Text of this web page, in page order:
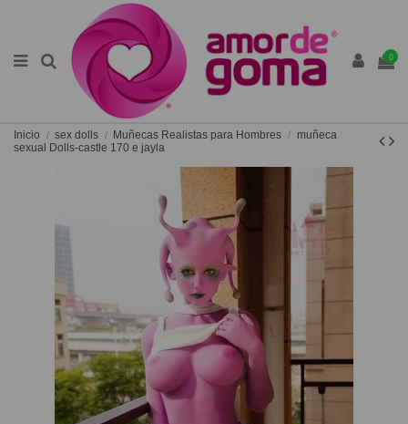
0
Inicio sex dolls Muñecas Realistas para Hombres
muñeca
sexual Dolls-castle 170 e jayla